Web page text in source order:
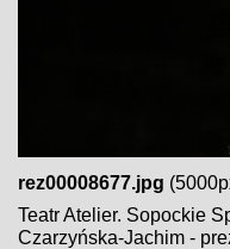
rez00008677.jpg
Teatr Atelier. Sopockie
Czarzyńska-Jachim -